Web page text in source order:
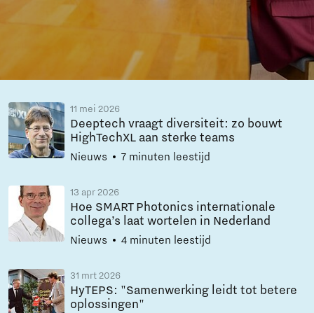
11 mei 2026
Deeptech vraagt diversiteit: zo bouwt
HighTechXL aan sterke teams
Nieuws 7 minuten leestijd
13 apr 2026
Hoe SMART Photonics internationale
collega’s laat wortelen in Nederland
Nieuws 4 minuten leestijd
31 mrt 2026
HyTEPS: "Samenwerking leidt tot betere
oplossingen"